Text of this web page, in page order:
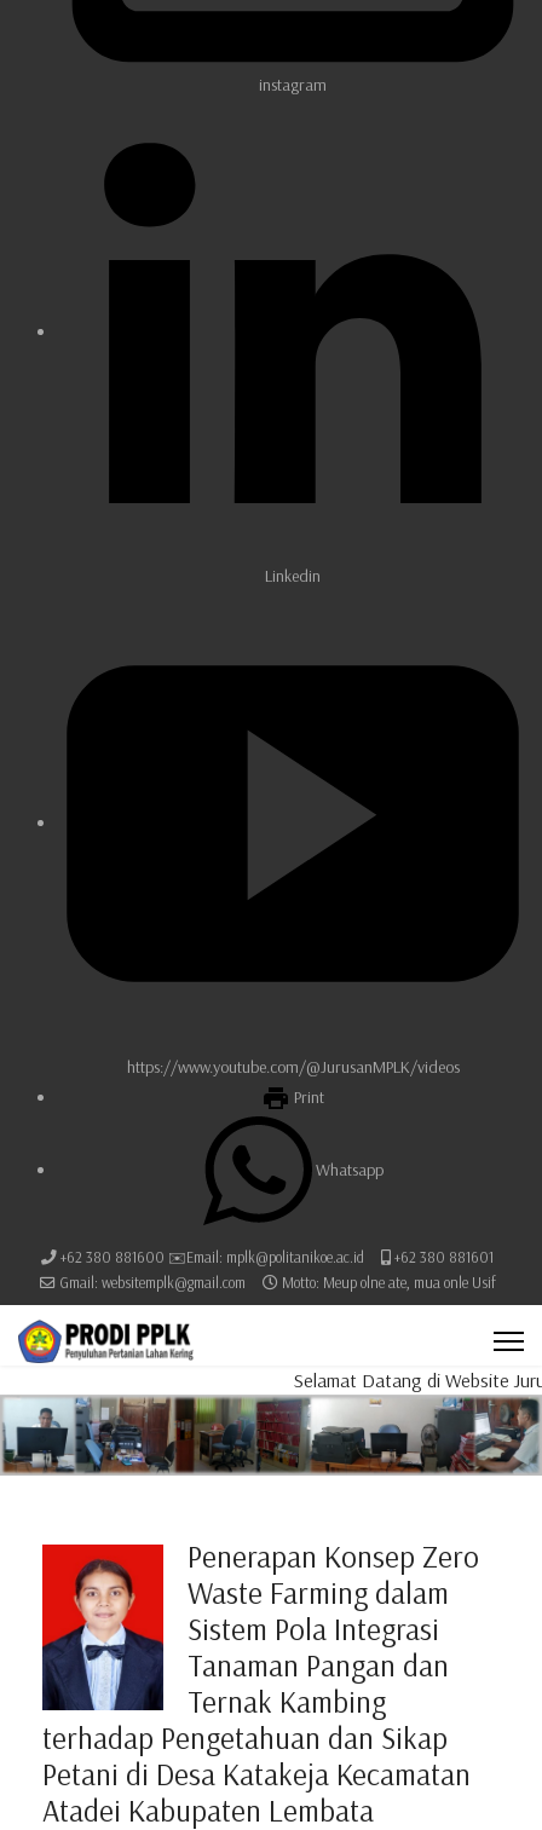
instagram
Linkedin
https://www.youtube.com/@JurusanMPLK/videos
Print
Whatsapp
+62 380 881600 ✉️Email: mplk@politanikoe.ac.id
+62 380 881601
Gmail: websitemplk@gmail.com
Motto: Meup olne ate, mua onle Usif
Selamat Datang di Website Jurusan
Penerapan Konsep Zero
Waste Farming dalam
Sistem Pola Integrasi
Tanaman Pangan dan
Ternak Kambing
terhadap Pengetahuan dan Sikap
Petani di Desa Katakeja Kecamatan
Atadei Kabupaten Lembata